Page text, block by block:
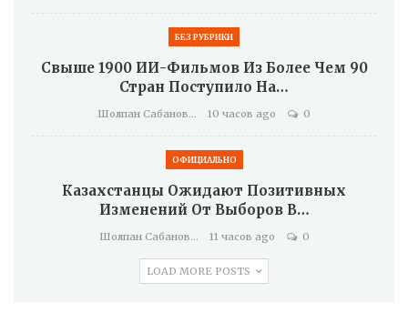
БЕЗ РУБРИКИ
Свыше 1900 ИИ-Фильмов Из Более Чем 90
Стран Поступило На…
Шолпан Сабанова 10 часов ago 0
ОФИЦИАЛЬНО
Казахстанцы Ожидают Позитивных
Изменений От Выборов В…
Шолпан Сабанова 11 часов ago 0
LOAD MORE POSTS